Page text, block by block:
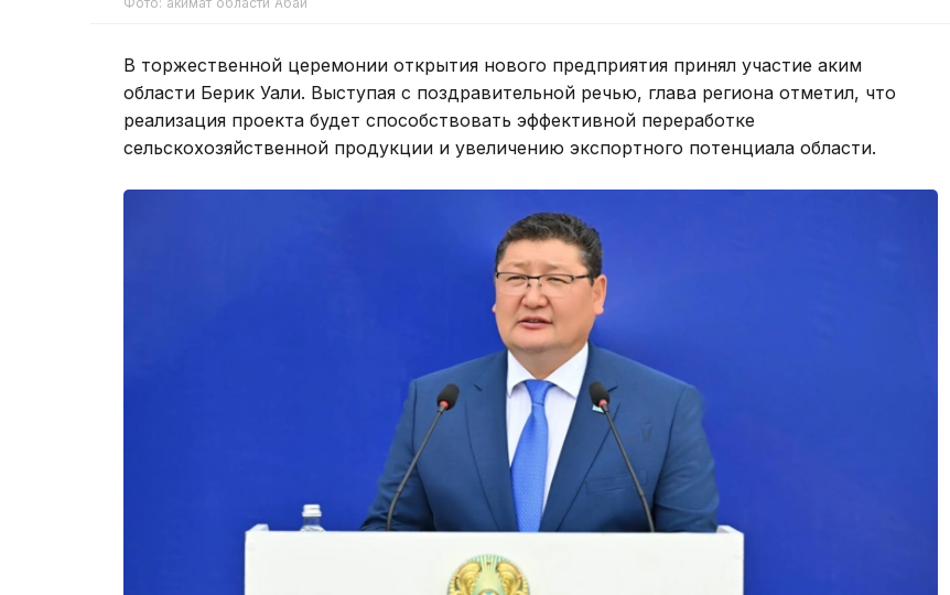
В торжественной церемонии открытия нового предприятия принял участие аким
области Берик Уали. Выступая с поздравительной речью, глава региона отметил, что
реализация проекта будет способствовать эффективной переработке
сельскохозяйственной продукции и увеличению экспортного потенциала области.